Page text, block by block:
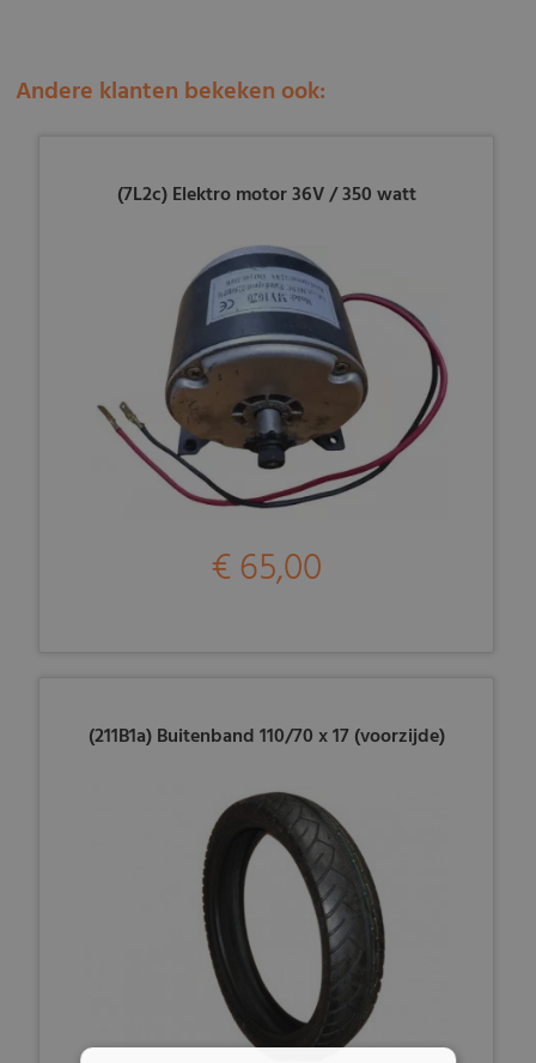
Andere klanten bekeken ook:
(7L2c) Elektro motor 36V / 350 watt
€ 65,00
(211B1a) Buitenband 110/70 x 17 (voorzijde)